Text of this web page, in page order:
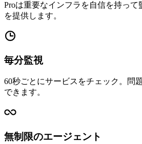
Proは重要なインフラを自信を持っ
を提供します。
毎分監視
60秒ごとにサービスをチェック。問
できます。
無制限のエージェント